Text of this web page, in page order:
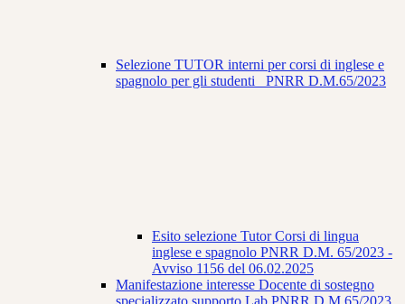
Selezione TUTOR interni per corsi di inglese e
spagnolo per gli studenti_ PNRR D.M.65/2023
Esito selezione Tutor Corsi di lingua
inglese e spagnolo PNRR D.M. 65/2023 -
Avviso 1156 del 06.02.2025
Manifestazione interesse Docente di sostegno